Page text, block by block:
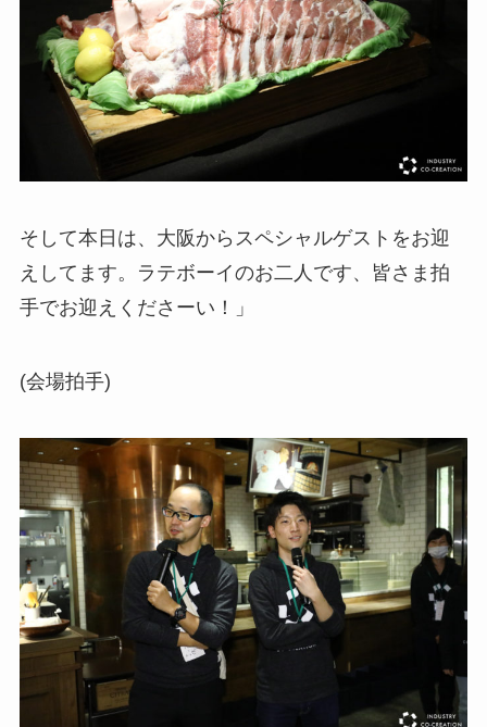
そして本日は、大阪からスペシャルゲストをお迎
えしてます。ラテボーイのお二人です、皆さま拍
手でお迎えくださーい！」
(会場拍手)